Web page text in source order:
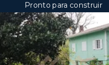
Pronto para construir